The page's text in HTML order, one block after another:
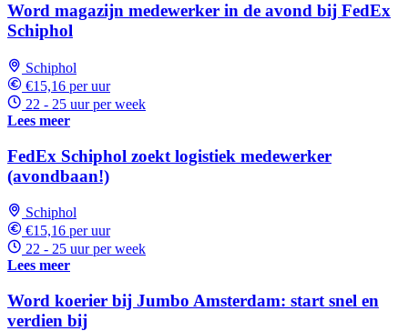
Word magazijn medewerker in de avond bij FedEx
Schiphol
Schiphol
€15,16 per uur
22 - 25 uur per week
Lees meer
FedEx Schiphol zoekt logistiek medewerker
(avondbaan!)
Schiphol
€15,16 per uur
22 - 25 uur per week
Lees meer
Word koerier bij Jumbo Amsterdam: start snel en
verdien bij